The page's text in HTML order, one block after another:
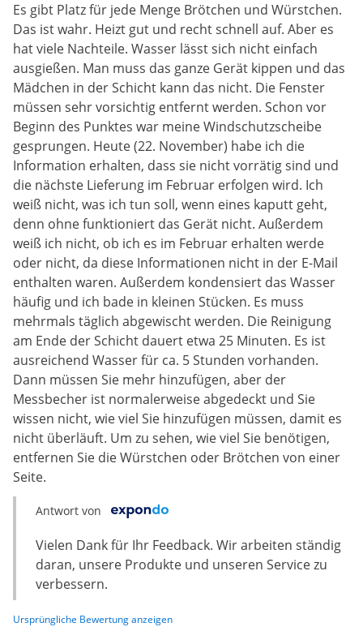
Es gibt Platz für jede Menge Brötchen und Würstchen.
Das ist wahr. Heizt gut und recht schnell auf. Aber es
hat viele Nachteile. Wasser lässt sich nicht einfach
ausgießen. Man muss das ganze Gerät kippen und das
Mädchen in der Schicht kann das nicht. Die Fenster
müssen sehr vorsichtig entfernt werden. Schon vor
Beginn des Punktes war meine Windschutzscheibe
gesprungen. Heute (22. November) habe ich die
Information erhalten, dass sie nicht vorrätig sind und
die nächste Lieferung im Februar erfolgen wird. Ich
weiß nicht, was ich tun soll, wenn eines kaputt geht,
denn ohne funktioniert das Gerät nicht. Außerdem
weiß ich nicht, ob ich es im Februar erhalten werde
oder nicht, da diese Informationen nicht in der E-Mail
enthalten waren. Außerdem kondensiert das Wasser
häufig und ich bade in kleinen Stücken. Es muss
mehrmals täglich abgewischt werden. Die Reinigung
am Ende der Schicht dauert etwa 25 Minuten. Es ist
ausreichend Wasser für ca. 5 Stunden vorhanden.
Dann müssen Sie mehr hinzufügen, aber der
Messbecher ist normalerweise abgedeckt und Sie
wissen nicht, wie viel Sie hinzufügen müssen, damit es
nicht überläuft. Um zu sehen, wie viel Sie benötigen,
entfernen Sie die Würstchen oder Brötchen von einer
Seite.
Antwort von
Vielen Dank für Ihr Feedback. Wir arbeiten ständig
daran, unsere Produkte und unseren Service zu
verbessern.
Ursprüngliche Bewertung anzeigen